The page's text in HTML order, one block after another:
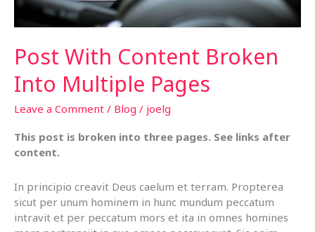
Post With Content Broken
Into Multiple Pages
Leave a Comment / Blog / joelg
This post is broken into three pages. See links after
content.
In principio creavit Deus caelum et terram. Propterea
sicut per unum hominem in hunc mundum peccatum
intravit et per peccatum mors et ita in omnes homines